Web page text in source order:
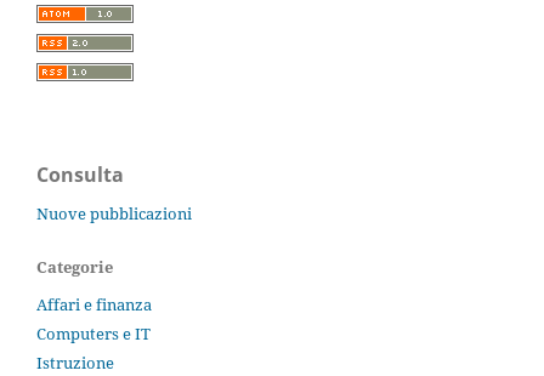
Consulta
Nuove pubblicazioni
Categorie
Affari e finanza
Computers e IT
Istruzione